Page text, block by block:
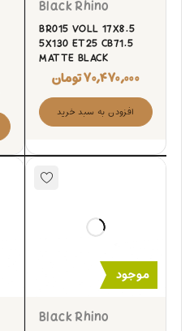
Black Rhino
BR015 VOLL 17X8.5
5X130 ET25 CB71.5
MATTE BLACK
۷۰,۴۷۰,۰۰۰تومان
افزودن به سبد خرید
موجود
Black Rhino